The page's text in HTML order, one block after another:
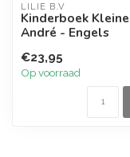
LILIE B.V
Kinderboek Kleine
André - Engels
€23,95
Op voorraad